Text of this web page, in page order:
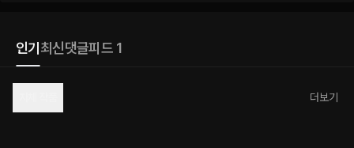
인기 최신댓글피드 1
더보기